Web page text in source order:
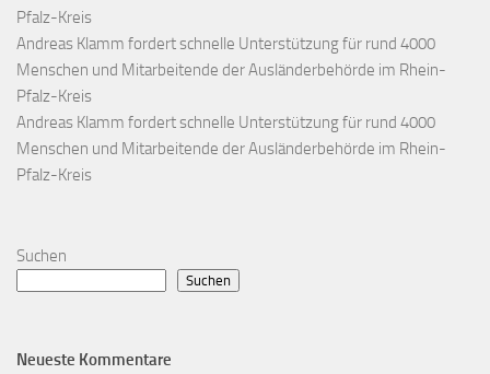
Pfalz-Kreis
Andreas Klamm fordert schnelle Unterstützung für rund 4000
Menschen und Mitarbeitende der Ausländerbehörde im Rhein-
Pfalz-Kreis
Andreas Klamm fordert schnelle Unterstützung für rund 4000
Menschen und Mitarbeitende der Ausländerbehörde im Rhein-
Pfalz-Kreis
Suchen
Suchen
Neueste Kommentare